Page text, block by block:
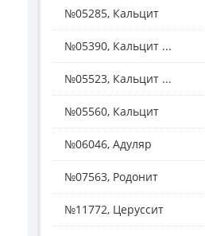
№05285, Кальцит
№05390, Кальцит ...
№05523, Кальцит ...
№05560, Кальцит
№06046, Адуляр
№07563, Родонит
№11772, Церуссит